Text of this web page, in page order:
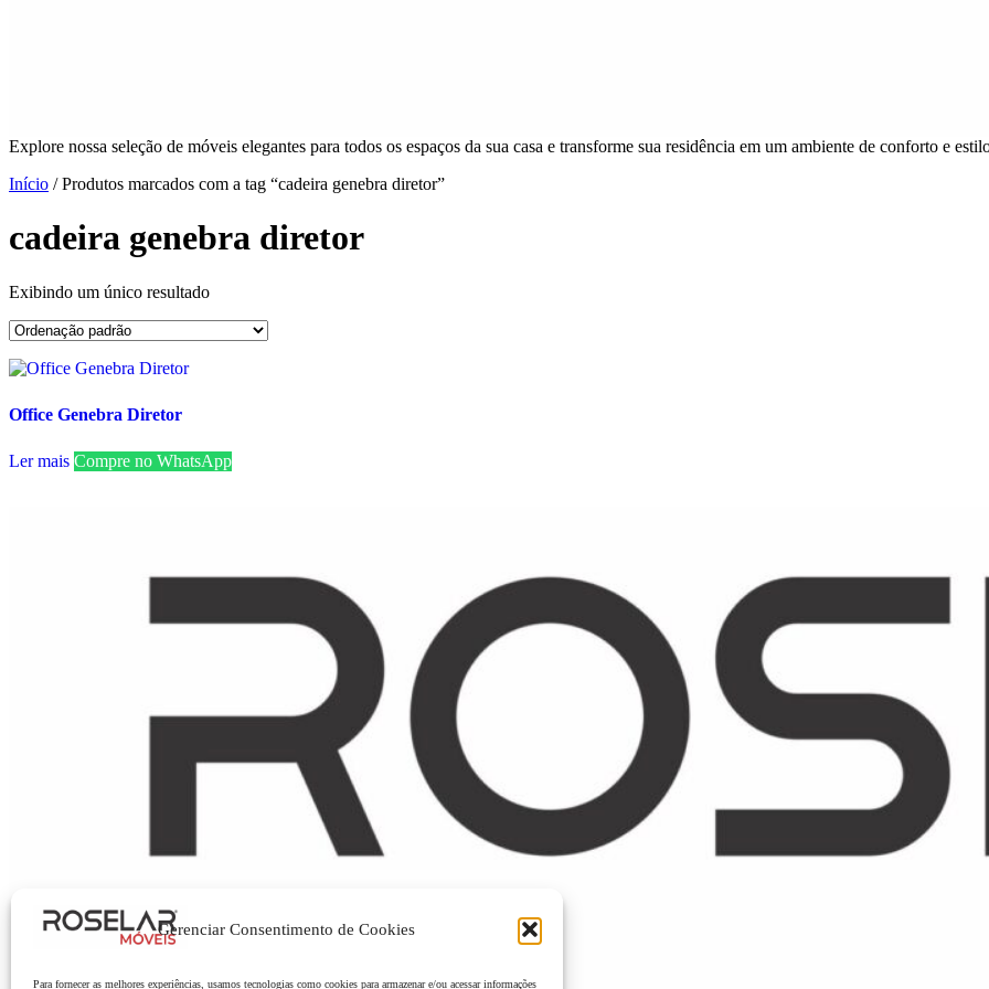
Gerenciar Consentimento de Cookies
Para fornecer as melhores experiências, usamos tecnologias como cookies para armazenar e/ou acessar informações
Explore nossa seleção de móveis elegantes para todos os espaços da sua casa e transforme sua residência em um ambiente de conforto e
Início / Produtos marcados com a tag “cadeira genebra diretor”
cadeira genebra diretor
Exibindo um único resultado
Office Genebra Diretor
Ler mais Compre no WhatsApp